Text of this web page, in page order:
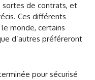
sortes de contrats, et
Ces différents
monde, certains
d’autres préféreront
pour sécurisé